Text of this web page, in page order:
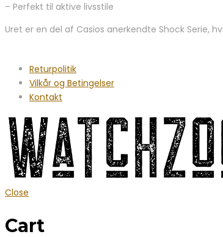
– Perfekt til aktive livsstile
Uret er en del af Casios anerkendte Shock Serie,
Returpolitik
Vilkår og Betingelser
Kontakt
Close
Cart